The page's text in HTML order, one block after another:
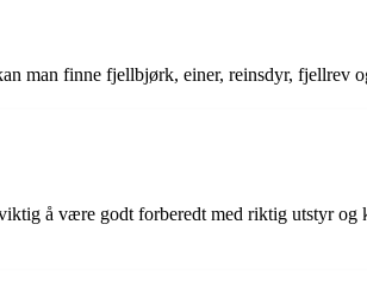
man finne fjellbjørk, einer, reinsdyr, fjellrev
å være godt forberedt med riktig utstyr